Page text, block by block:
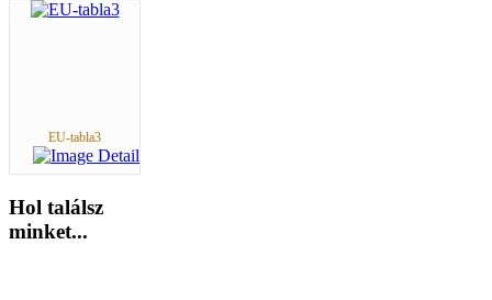
EU-tabla3
Hol találsz
minket...